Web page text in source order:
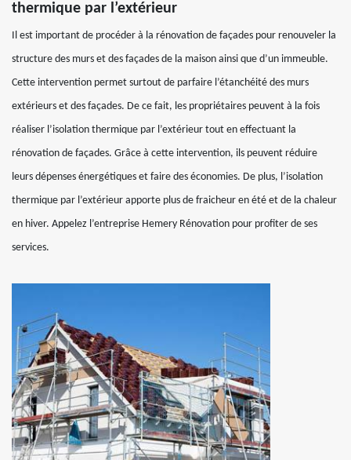
thermique par l’extérieur
Il est important de procéder à la rénovation de façades pour renouveler la
structure des murs et des façades de la maison ainsi que d’un immeuble.
Cette intervention permet surtout de parfaire l’étanchéité des murs
extérieurs et des façades. De ce fait, les propriétaires peuvent à la fois
réaliser l’isolation thermique par l’extérieur tout en effectuant la
rénovation de façades. Grâce à cette intervention, ils peuvent réduire
leurs dépenses énergétiques et faire des économies. De plus, l’isolation
thermique par l’extérieur apporte plus de fraicheur en été et de la chaleur
en hiver. Appelez l’entreprise Hemery Rénovation pour profiter de ses
services.